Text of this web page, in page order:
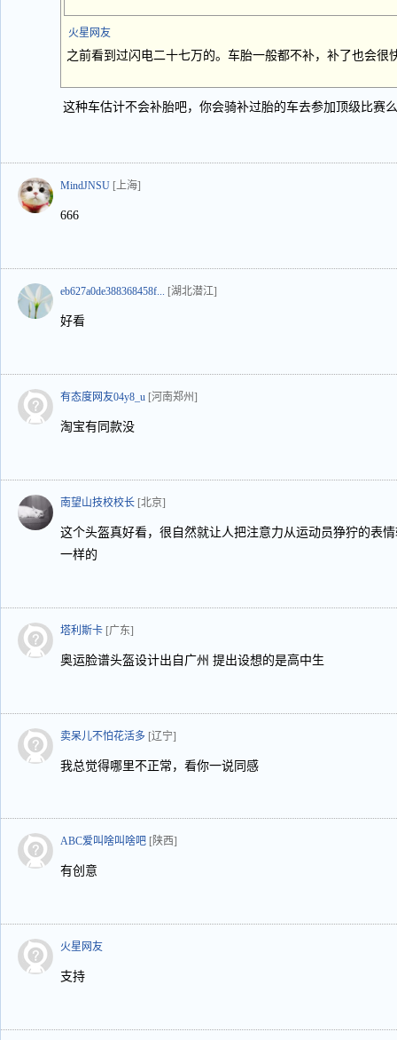
火星网友
之前看到过闪电二十七万的。车胎一般都不补，补了也会很
这种车估计不会补胎吧，你会骑补过胎的车去参加顶级比赛
MindJNSU [上海]
666
eb627a0de388368458f... [湖北潜江]
好看
有态度网友04y8_u [河南郑州]
淘宝有同款没
南望山技校校长 [北京]
这个头盔真好看，很自然就让人把注意力从运动员狰狞的表
一样的
塔利斯卡 [广东]
奥运脸谱头盔设计出自广州 提出设想的是高中生
卖呆儿不怕花活多 [辽宁]
我总觉得哪里不正常，看你一说同感
ABC爱叫啥叫啥吧 [陕西]
有创意
火星网友
支持